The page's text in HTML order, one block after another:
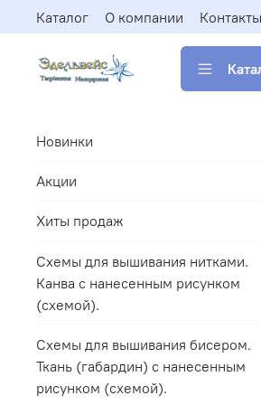
Каталог О компании Контакты
Новинки
Акции
Хиты продаж
Схемы для вышивания нитками.
Канва с нанесенным рисунком
(схемой).
Схемы для вышивания бисером.
Ткань (габардин) с нанесенным
рисунком (схемой).